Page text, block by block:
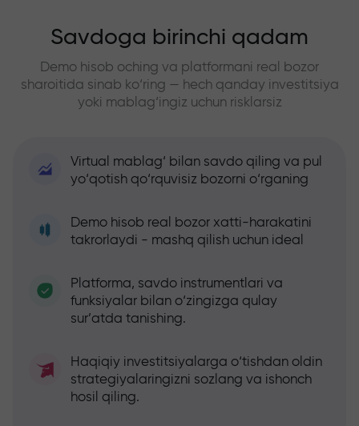
Savdoga birinchi qadam
Demo hisob oching va platformani real bozor
sharoitida sinab ko‘ring — hech qanday investitsiya
yoki mablag‘ingiz uchun risklarsiz
Virtual mablag‘ bilan savdo qiling va pul
yo‘qotish qo‘rquvisiz bozorni o‘rganing
Demo hisob real bozor xatti-harakatini
takrorlaydi - mashq qilish uchun ideal
Platforma, savdo instrumentlari va
funksiyalar bilan o‘zingizga qulay
sur’atda tanishing.
Haqiqiy investitsiyalarga o‘tishdan oldin
strategiyalaringizni sozlang va ishonch
hosil qiling.